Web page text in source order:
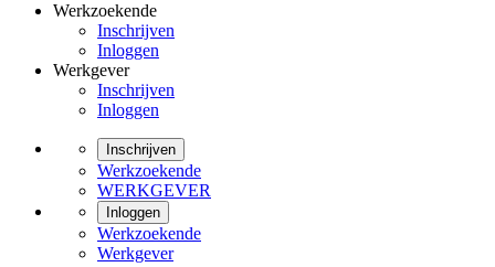
Werkzoekende
Inschrijven
Inloggen
Werkgever
Inschrijven
Inloggen
Inschrijven
Werkzoekende
WERKGEVER
Inloggen
Werkzoekende
Werkgever